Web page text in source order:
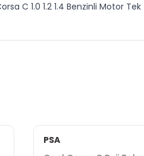
C 1.0 1.2 1.4 Benzinli Motor
PSA